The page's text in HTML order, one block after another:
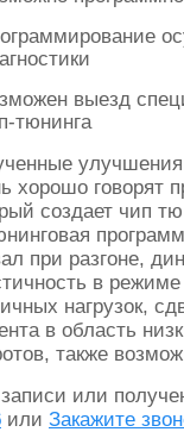
выезд
тюнинга
хорошо говорят
создает чип
при разгоне,
в
нагрузок,
в область
также
или
или Закажите